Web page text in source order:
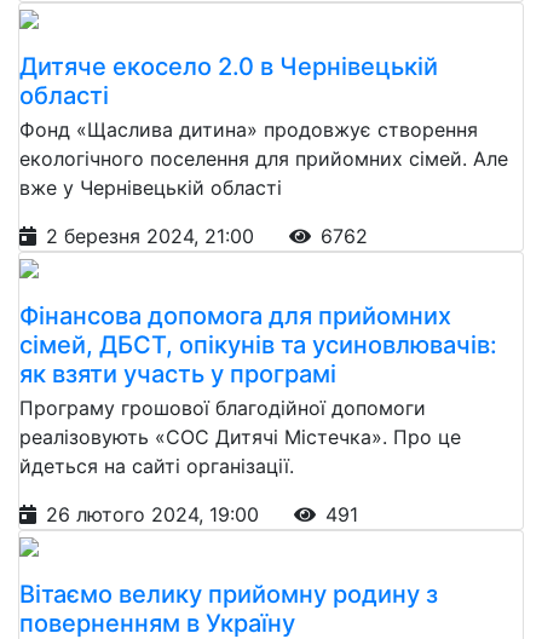
Дитяче екосело 2.0 в Чернівецькій
області
Фонд «Щаслива дитина» продовжує створення
екологічного поселення для прийомних сімей. Але
вже у Чернівецькій області
2 березня 2024, 21:00
6762
Фінансова допомога для прийомних
сімей, ДБСТ, опікунів та усиновлювачів:
як взяти участь у програмі
Програму грошової благодійної допомоги
реалізовують «СОС Дитячі Містечка». Про це
йдеться на сайті організації.
26 лютого 2024, 19:00
491
Вітаємо велику прийомну родину з
поверненням в Україну